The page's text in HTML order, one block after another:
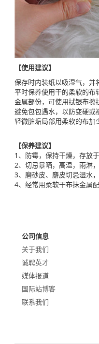
【使用建议】
保存时内装纸以吸湿气，并
平时保养使用干的柔软的布
金属部份，可使用拭银布擦
避免包包遇水，以防变硬或
轻微脏垢局部用柔软的布加
【保养建议】
1、防霉，保持干燥，存放
2、切忌暴晒，高温，雨淋
3、磨砂皮、麝皮切忌湿水
4、经常用柔软干布抹金属
公司信息
关于我们
诚聘英才
媒体报道
国际站博客
联系我们